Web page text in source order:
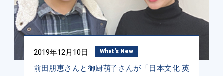
2019年12月10日 What's New
前田朋恵さんと御厨萌子さんが「日本文化 英